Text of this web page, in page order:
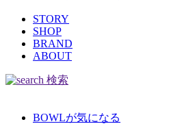
STORY
SHOP
BRAND
ABOUT
検索
BOWLが気になる